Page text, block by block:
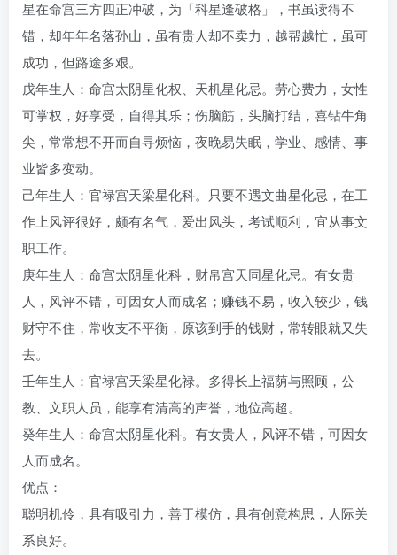
星在命宫三方四正冲破，为「科星逢破格」，书虽读得不
错，却年年名落孙山，虽有贵人却不卖力，越帮越忙，虽可
成功，但路途多艰。
戊年生人：命宫太阴星化权、天机星化忌。劳心费力，女性
可掌权，好享受，自得其乐；伤脑筋，头脑打结，喜钻牛角
尖，常常想不开而自寻烦恼，夜晚易失眠，学业、感情、事
业皆多变动。
己年生人：官禄宫天梁星化科。只要不遇文曲星化忌，在工
作上风评很好，颇有名气，爱出风头，考试顺利，宜从事文
职工作。
庚年生人：命宫太阴星化科，财帛宫天同星化忌。有女贵
人，风评不错，可因女人而成名；赚钱不易，收入较少，钱
财守不住，常收支不平衡，原该到手的钱财，常转眼就又失
去。
壬年生人：官禄宫天梁星化禄。多得长上福荫与照顾，公
教、文职人员，能享有清高的声誉，地位高超。
癸年生人：命宫太阴星化科。有女贵人，风评不错，可因女
人而成名。
优点：
聪明机伶，具有吸引力，善于模仿，具有创意构思，人际关
系良好。